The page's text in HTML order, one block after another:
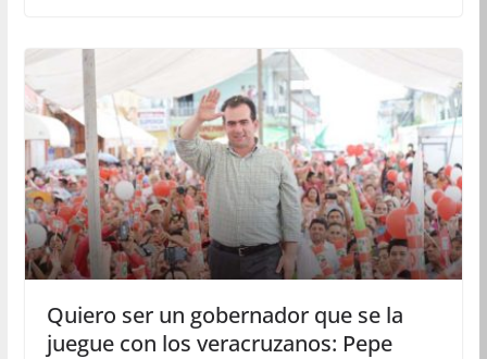
Quiero ser un gobernador que se la
juegue con los veracruzanos: Pepe